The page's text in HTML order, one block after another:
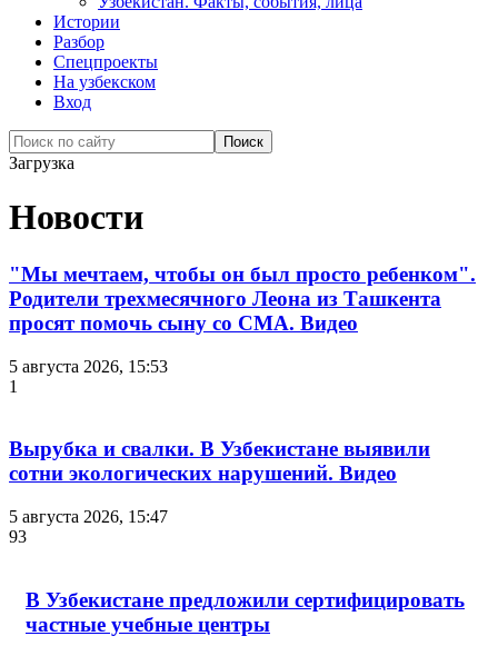
Истории
Разбор
Спецпроекты
На узбекском
Вход
Загрузка
Новости
"Мы мечтаем, чтобы он был просто ребенком".
Родители трехмесячного Леона из Ташкента
просят помочь сыну со СМА. Видео
5 августа 2026, 15:53
1
Вырубка и свалки. В Узбекистане выявили
сотни экологических нарушений. Видео
5 августа 2026, 15:47
93
В Узбекистане предложили сертифицировать
частные учебные центры